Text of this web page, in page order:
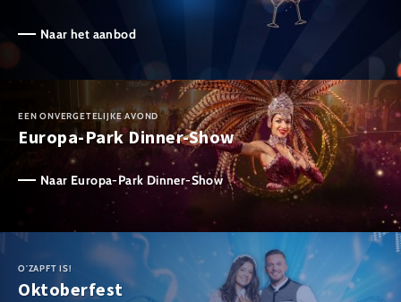
Naar het aanbod
EEN ONVERGETELIJKE AVOND
Europa-Park Dinner-Show
Naar Europa-Park Dinner-Show
O'ZAPFT IS!
Oktoberfest